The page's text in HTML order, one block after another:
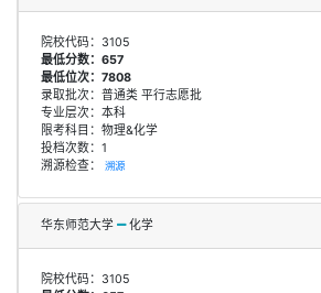
院校代码：3105
最低分数：657
最低位次：7808
录取批次：普通类 平行志愿批
专业层次：本科
限考科目：物理&化学
投档次数：1
溯源检查： 溯源
华东师范大学 化学
院校代码：3105